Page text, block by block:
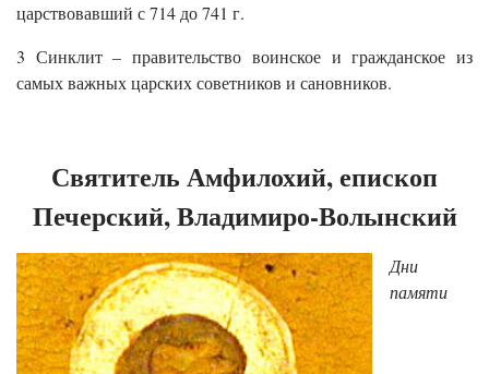
царствовавший с 714 до 741 г.
3 Синклит – правительство воинское и гражданское из
самых важных царских советников и сановников.
Святитель Амфилохий, епископ
Печерский, Владимиро-Волынский
Дни
памяти